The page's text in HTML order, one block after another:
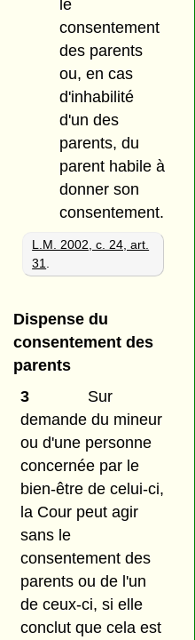
le
consentement
des parents
ou, en cas
d'inhabilité
d'un des
parents, du
parent habile à
donner son
consentement.
L.M. 2002, c. 24, art.
31
Dispense du
consentement des
parents
3
Sur
demande du mineur
ou d'une personne
concernée par le
bien-être de celui-ci,
la Cour peut agir
sans le
consentement des
parents ou de l'un
de ceux-ci, si elle
conclut que cela est